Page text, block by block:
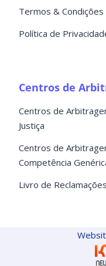
Termos & Condições
Política de
Centros de
Centros de
Justiça
Centros de
Competência
Livro de Reclamações